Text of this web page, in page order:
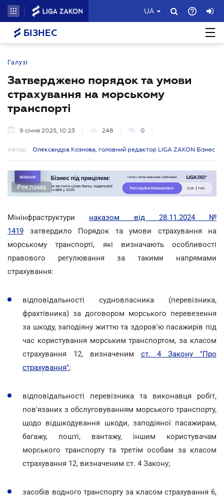
UA
БІЗНЕС
Галузі
Затверджено порядок та умови
страхування на морському
транспорті
9 січня 2025, 10:23 248 0
Автор: Олександра Кознова, головний редактор LIGA ZAKON Бізнес
Реклама
Мінінфраструктури наказом від 28.11.2024 №
1419 затвердило Порядок та умови страхування на
морському транспорті, які визначають особливості
правового регулювання за такими напрямами
страхування:
відповідальності судновласника (перевізника,
фрахтівника) за договором морського перевезення
за шкоду, заподіяну життю та здоров'ю пасажирів під
час користування морським транспортом, за класом
страхування 12, визначеним ст. 4 Закону "Про
страхування";
відповідальності перевізника та виконавця робіт,
пов'язаних з обслуговуванням морського транспорту,
щодо відшкодування шкоди, заподіяної пасажирам,
багажу, пошті, вантажу, іншим користувачам
морського транспорту та третім особам за класом
страхування 12, визначеним ст. 4 Закону;
засобів водного транспорту за класом страхування 6,